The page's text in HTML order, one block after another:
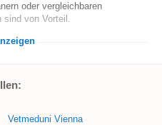
oder vergleichbaren
sind von Vorteil.
Vetmeduni Vienna